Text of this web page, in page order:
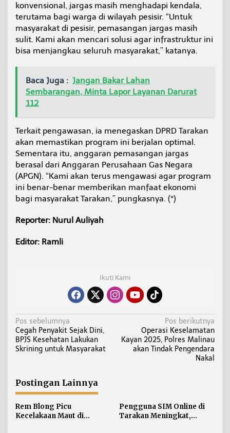
konvensional, jargas masih menghadapi kendala,
terutama bagi warga di wilayah pesisir. “Untuk
masyarakat di pesisir, pemasangan jargas masih
sulit. Kami akan mencari solusi agar infrastruktur ini
bisa menjangkau seluruh masyarakat,” katanya.
Baca Juga : Jangan Bakar Lahan
Sembarangan, Minta Lapor Layanan Darurat
112
Terkait pengawasan, ia menegaskan DPRD Tarakan
akan memastikan program ini berjalan optimal.
Sementara itu, anggaran pemasangan jargas
berasal dari Anggaran Perusahaan Gas Negara
(APGN). “Kami akan terus mengawasi agar program
ini benar-benar memberikan manfaat ekonomi
bagi masyarakat Tarakan,” pungkasnya. (*)
Reporter: Nurul Auliyah
Editor: Ramli
Ikuti Kami
N
a
v
a
s
i
p
Pos sebelumnya
Cegah Penyakit Sejak Dini,
BPJS Kesehatan Lakukan
Skrining untuk Masyarakat
Pos berikutnya
Operasi Keselamatan
Kayan 2025, Polres Malinau
akan Tindak Pengendara
Nakal
Postingan Lainnya
Rem Blong Picu
Kecelakaan Maut di
Pengguna SIM Online di
Tarakan Meningkat,